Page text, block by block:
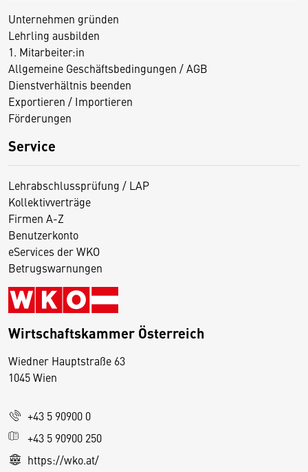
Unternehmen gründen
Lehrling ausbilden
1. Mitarbeiter:in
Allgemeine Geschäftsbedingungen / AGB
Dienstverhältnis beenden
Exportieren / Importieren
Förderungen
Service
Lehrabschlussprüfung / LAP
Kollektivverträge
Firmen A-Z
Benutzerkonto
eServices der WKO
Betrugswarnungen
Wirtschaftskammer Österreich
Wiedner Hauptstraße 63
1045 Wien
+43 5 90900 0
+43 5 90900 250
https://wko.at/
D
s
e
S